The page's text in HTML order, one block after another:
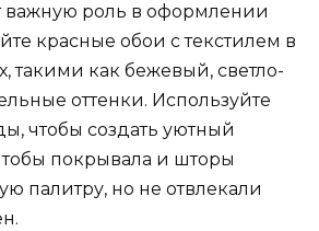
важную роль в оформлении
красные обои с текстилем в
такими как бежевый, светло-
оттенки. Используйте
чтобы создать уютный
покрывала и шторы
палитру, но не отвлекали